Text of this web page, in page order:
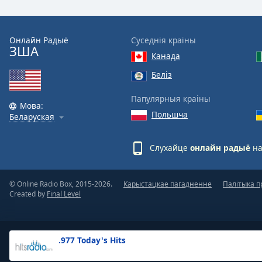
Text
Opacity
Background
.977 Today's Hits
Онлайн Радыё
ЗША
Мова:
Беларуская
Суседнія краіны
Канада
Беліз
Папулярныя краіны
Польшча
Слухайце онлайн радыё
© Online Radio Box, 2015-2026.
Created by Final Level
Карыстацкае пагадненне Палітыка